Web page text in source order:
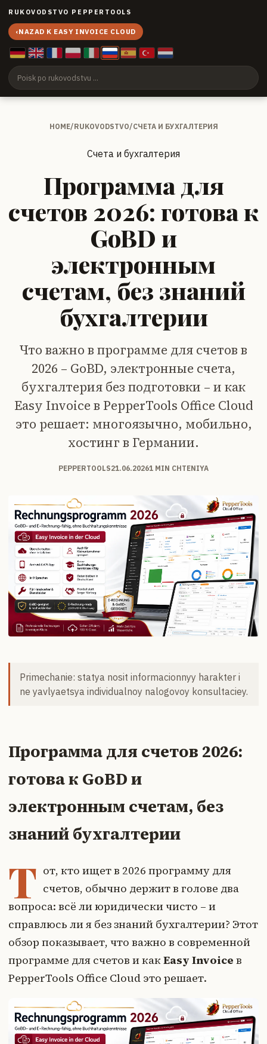
RUKOVODSTVO PEPPERTOOLS
‹NAZAD K EASY INVOICE CLOUD
HOME/RUKOVODSTVO/СЧЕТА И БУХГАЛТЕРИЯ
Счета и бухгалтерия
Программа для
счетов 2026: готова к
GoBD и
электронным
счетам, без знаний
бухгалтерии
Что важно в программе для счетов в
2026 – GoBD, электронные счета,
бухгалтерия без подготовки – и как
Easy Invoice в PepperTools Office Cloud
это решает: многоязычно, мобильно,
хостинг в Германии.
PEPPERTOOLS21.06.20261 MIN CHTENIYA
Primechanie: statya nosit informacionnyy harakter i
ne yavlyaetsya individualnoy nalogovoy konsultaciey.
Программа для счетов 2026:
готова к GoBD и
электронным счетам, без
знаний бухгалтерии
Т от, кто ищет в 2026 программу для
счетов, обычно держит в голове два
вопроса: всё ли юридически чисто – и
справлюсь ли я без знаний бухгалтерии? Этот
обзор показывает, что важно в современной
программе для счетов и какEasy Invoice в
PepperTools Office Cloud это решает.